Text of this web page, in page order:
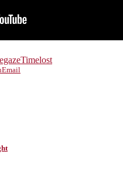
Timelost
Email